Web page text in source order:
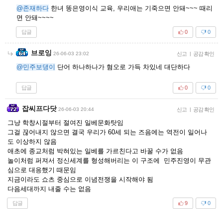
@존재하다 한녀 똥은영이식 교육, 우리애는 기죽으면 안돼~~~ 때리
면 안돼~~~~
답글 0
0
브로잉 26-06-03 23:02 신고 | 공감 확인
@민주보댕이 단어 하나하나가 혐오로 가득 차있네 대단하다
답글 0
0
잡씨프다닷 26-06-03 20:44 신고 | 공감 확인
그냥 학창시절부터 절여진 일베문화탓임
그걸 끊어내지 않으면 결국 우리가 60세 되는 즈음에는 역전이 일어나
도 이상하지 않음
애초에 종교처럼 박혀있는 일베를 가르친다고 바꿀 수가 없음
놀이처럼 퍼져서 정신세계를 형성해버리는 이 구조에 민주진영이 무관
심으로 대응했기 때문임
지금이라도 쇼츠 중심으로 이념전쟁을 시작해야 됨
다음세대까지 내줄 수는 없음
답글 0
9